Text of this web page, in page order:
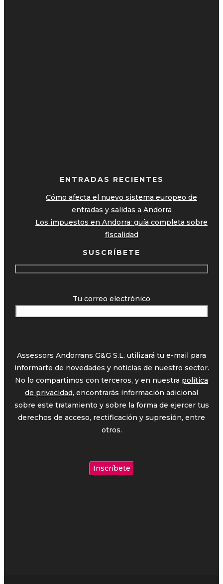
ENTRADAS RECIENTES
Cómo afecta el nuevo sistema europeo de
entradas y salidas a Andorra
Los impuestos en Andorra: guía completa sobre
fiscalidad
SUSCRÍBETE
Tu correo electrónico
Assessors Andorrans G&G S.L. utilizará tu e-mail para
informarte de novedades y noticias de nuestro sector.
No lo compartimos con terceros, y en nuestra política
de privacidad, encontrarás información adicional
sobre este tratamiento y sobre la forma de ejercer tus
derechos de acceso, rectificación y supresión, entre
otros.